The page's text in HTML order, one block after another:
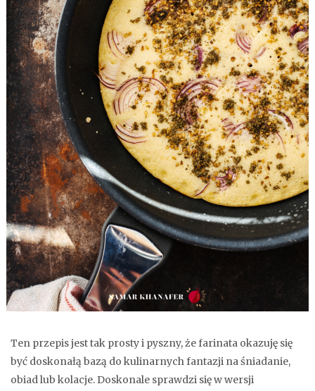
Ten przepis jest tak prosty i pyszny, że farinata okazuję się
być doskonałą bazą do kulinarnych fantazji na śniadanie,
obiad lub kolacje. Doskonale sprawdzi się w wersji